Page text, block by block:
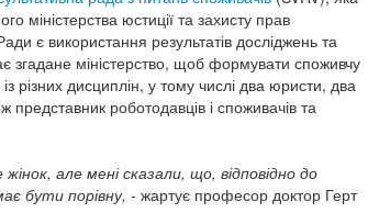
міністерства юстиції та захисту прав
є використання результатів досліджень та
згадане міністерство, щоб формувати споживчу
різних дисциплін, у тому числі два юристи, два
представник роботодавців і споживачів та
але мені сказали, що, відповідно до
бути порівну, - жартує професор доктор Герт